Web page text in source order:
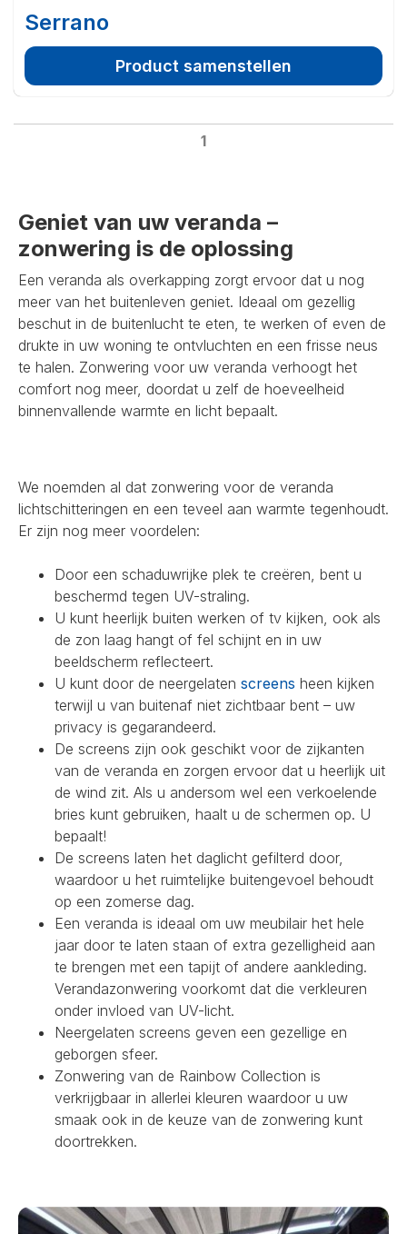
Serrano
Product samenstellen
1
Geniet van uw veranda –
zonwering is de oplossing
Een veranda als overkapping zorgt ervoor dat u nog
meer van het buitenleven geniet. Ideaal om gezellig
beschut in de buitenlucht te eten, te werken of even de
drukte in uw woning te ontvluchten en een frisse neus
te halen. Zonwering voor uw veranda verhoogt het
comfort nog meer, doordat u zelf de hoeveelheid
binnenvallende warmte en licht bepaalt.
We noemden al dat zonwering voor de veranda
lichtschitteringen en een teveel aan warmte tegenhoudt.
Er zijn nog meer voordelen:
Door een schaduwrijke plek te creëren, bent u
beschermd tegen UV-straling.
U kunt heerlijk buiten werken of tv kijken, ook als
de zon laag hangt of fel schijnt en in uw
beeldscherm reflecteert.
U kunt door de neergelaten screens heen kijken
terwijl u van buitenaf niet zichtbaar bent – uw
privacy is gegarandeerd.
De screens zijn ook geschikt voor de zijkanten
van de veranda en zorgen ervoor dat u heerlijk uit
de wind zit. Als u andersom wel een verkoelende
bries kunt gebruiken, haalt u de schermen op. U
bepaalt!
De screens laten het daglicht gefilterd door,
waardoor u het ruimtelijke buitengevoel behoudt
op een zomerse dag.
Een veranda is ideaal om uw meubilair het hele
jaar door te laten staan of extra gezelligheid aan
te brengen met een tapijt of andere aankleding.
Verandazonwering voorkomt dat die verkleuren
onder invloed van UV-licht.
Neergelaten screens geven een gezellige en
geborgen sfeer.
Zonwering van de Rainbow Collection is
verkrijgbaar in allerlei kleuren waardoor u uw
smaak ook in de keuze van de zonwering kunt
doortrekken.